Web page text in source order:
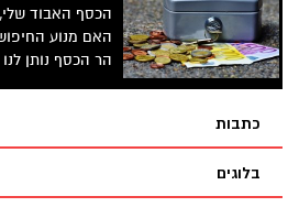
הכסף האבוד שלי,
האם מנוע
הר הכסף נותן
ההשתלמות,
כתבות
בלוגים